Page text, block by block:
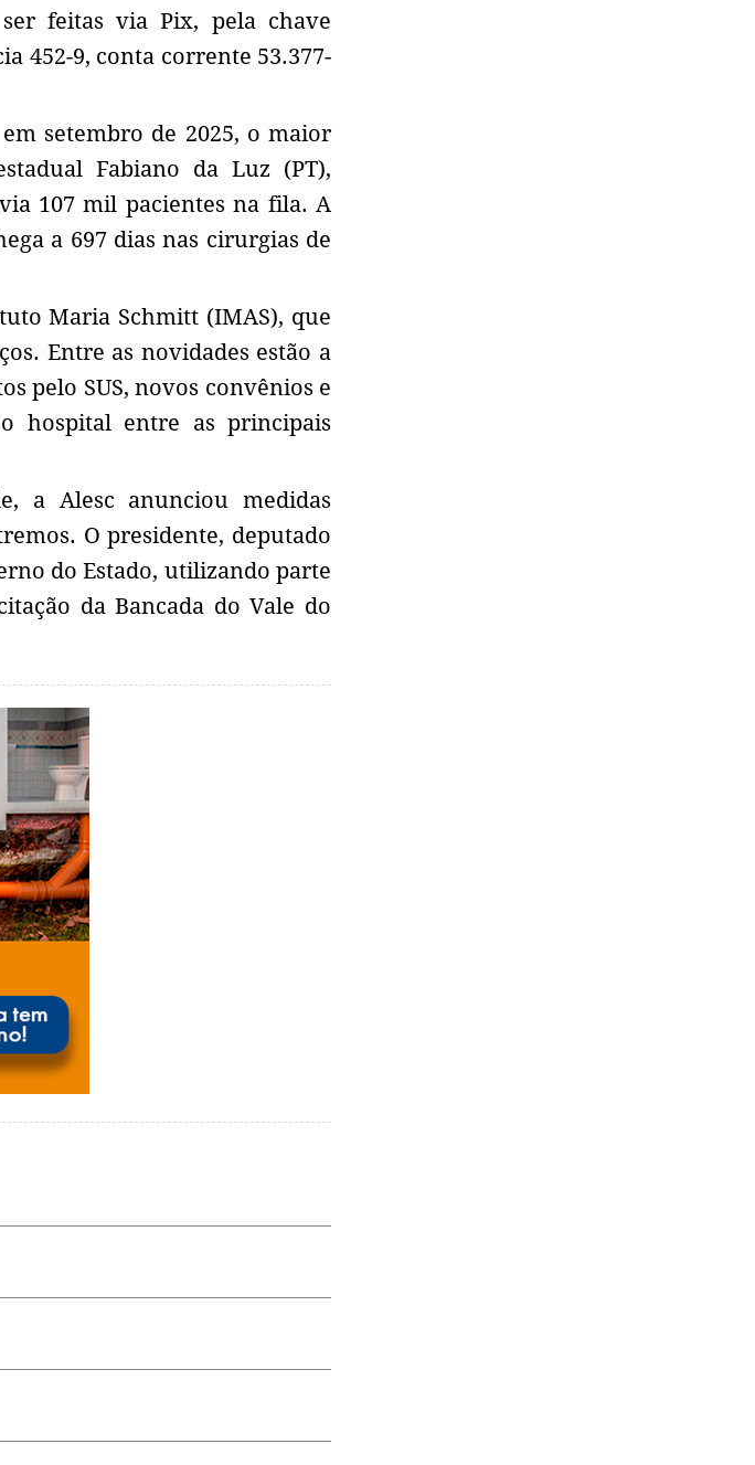
feitas via Pix, pela chave
452-9, conta corrente 53.377-
setembro de 2025, o maior
Fabiano da Luz (PT),
107 mil pacientes na fila. A
a 697 dias nas cirurgias de
Maria Schmitt (IMAS), que
Entre as novidades estão a
pelo SUS, novos convênios e
hospital entre as principais
a Alesc anunciou medidas
O presidente, deputado
do Estado, utilizando parte
da Bancada do Vale do